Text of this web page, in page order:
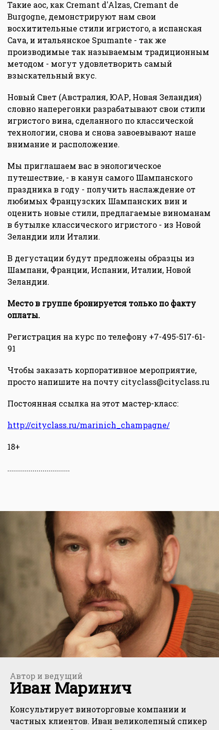
Такие аос, как Cremant d'Alzas, Cremant de
Burgogne, демонстрируют нам свои
восхитительные стили игристого, а испанская
Cava, и итальянское Spumante - так же
производимые так называемым традиционным
методом - могут удовлетворить самый
взыскательный вкус.
Новый Свет (Австралия, ЮАР, Новая Зеландия)
словно наперегонки разрабатывают свои стили
игристого вина, сделанного по классической
технологии, снова и снова завоевывают наше
внимание и расположение.
Мы приглашаем вас в энологическое
путешествие, - в канун самого Шампанского
праздника в году - получить наслаждение от
любимых Французских Шампанских вин и
оценить новые стили, предлагаемые виноманам
в бутылке классического игристого - из Новой
Зеландии или Италии.
В дегустации будут предложены образцы из
Шампани, Франции, Испании, Италии, Новой
Зеландии.
Место в группе бронируется только по факту
оплаты.
Регистрация на курс по телефону +7-495-517-61-
91
Чтобы заказать корпоративное мероприятие,
просто напишите на почту cityclass@cityclass.ru
Постоянная ссылка на этот мастер-класс:
http://cityclass.ru/marinich_champagne/
18+
................................
Автор и ведущий
Иван Маринич
Консультирует виноторговые компании и
частных клиентов. Иван великолепный спикер